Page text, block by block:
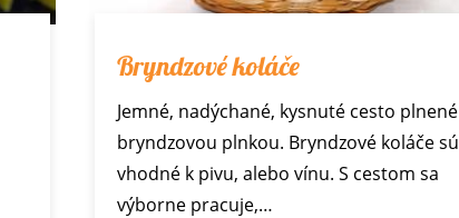
Bryndzové koláče
Jemné, nadýchané, kysnuté cesto plnené
bryndzovou plnkou. Bryndzové koláče sú
vhodné k pivu, alebo vínu. S cestom sa
výborne pracuje,…